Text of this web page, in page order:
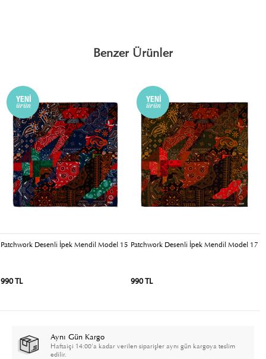
Benzer Ürünler
Patchwork Desenli İpek Mendil Model 15
990 TL
Patchwork Desenli İpek Mendil Model 17
990 TL
Aynı Gün Kargo
Haftaiçi 14:00'a kadar verilen siparişler aynı gün kargoya teslim
edilir.